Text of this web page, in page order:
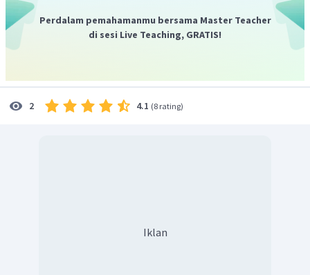
Perdalam pemahamanmu bersama Master Teacher
di sesi Live Teaching, GRATIS!
2 4.1 (8 rating)
Iklan